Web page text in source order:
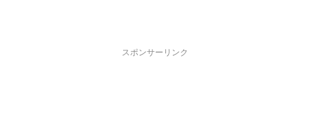
スポンサーリンク